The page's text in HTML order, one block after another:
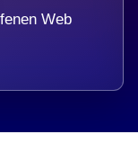
Web